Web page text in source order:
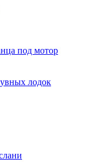
под мотор
лодок